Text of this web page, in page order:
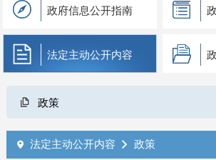
政府信息公开指南
法定主动公开内容
政策
 法定主动公开内容  政策